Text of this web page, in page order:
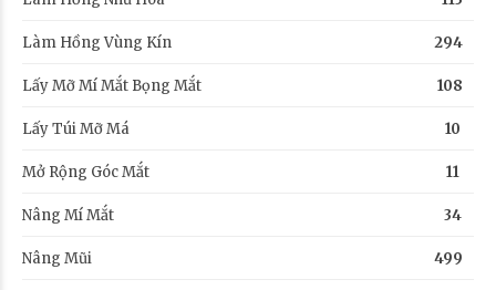
Làm Hồng Vùng Kín 294
Lấy Mỡ Mí Mắt Bọng Mắt 108
Lấy Túi Mỡ Má 10
Mở Rộng Góc Mắt 11
Nâng Mí Mắt 34
Nâng Mũi 499